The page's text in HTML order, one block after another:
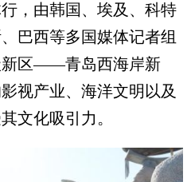
，由韩国、埃及、科特
巴西等多国媒体记者组
新区——青岛西海岸新
视产业、海洋文明以及
文化吸引力。